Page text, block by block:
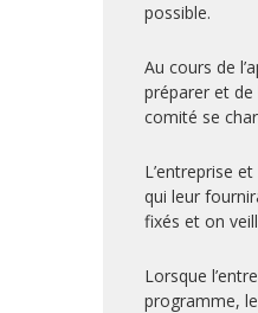
possible.
Au cours de
préparer et
comité se
L’entreprise
qui leur
fixés et on
Lorsque
programme,